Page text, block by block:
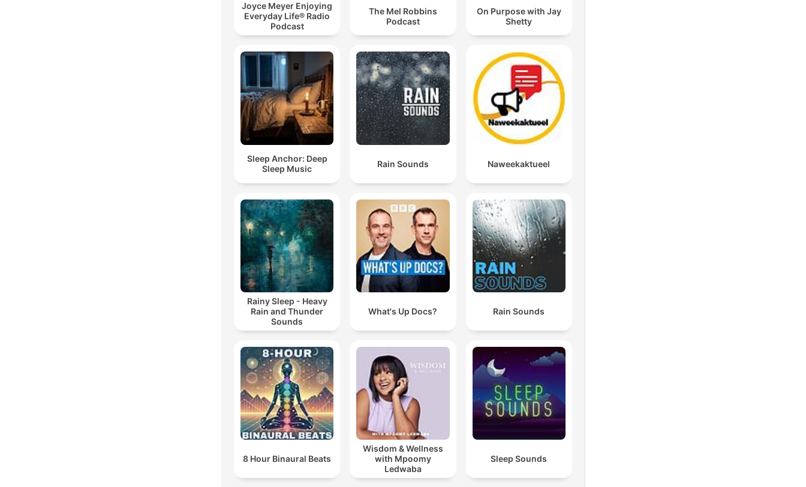
Joyce Meyer Enjoying
Everyday Life® Radio
Podcast
The Mel Robbins
Podcast
On Purpose with Jay
Shetty
Sleep Anchor: Deep
Sleep Music
Rain Sounds Naweekaktueel
Rainy Sleep - Heavy
Rain and Thunder
Sounds
What's Up Docs? Rain Sounds
8 Hour Binaural Beats
Wisdom & Wellness
with Mpoomy
Ledwaba
Sleep Sounds